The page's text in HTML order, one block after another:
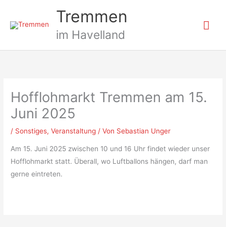
springen
Tremmen
im Havelland
Hofflohmarkt Tremmen am 15.
Juni 2025
/ Sonstiges,Veranstaltung / Von Sebastian Unger
Am 15. Juni 2025 zwischen 10 und 16 Uhr findet wieder unser
Hofflohmarkt statt. Überall, wo Luftballons hängen, darf man
gerne eintreten.